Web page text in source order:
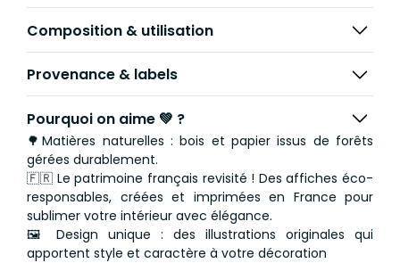
1 cadre en bois clair (chêne) fourni avec l'option cadre.
Composition & utilisation
Provenance & labels
Pourquoi on aime 💚 ?
🌳Matières naturelles : bois et papier issus de forêts
gérées durablement.
🇫🇷 Le patrimoine français revisité ! Des affiches éco-
responsables, créées et imprimées en France pour
sublimer votre intérieur avec élégance.
🖼️ Design unique : des illustrations originales qui
apportent style et caractère à votre décoration